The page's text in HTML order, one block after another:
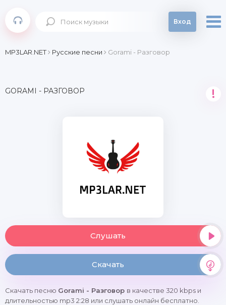
Вход
MP3LAR.NET Русские песни Gorami - Разговор
GORAMI - РАЗГОВОР !
Слушать
Скачать
Скачать песню Gorami - Разговор в качестве 320 kbps и
длительностью mp3 2:28 или слушать онлайн бесплатно.